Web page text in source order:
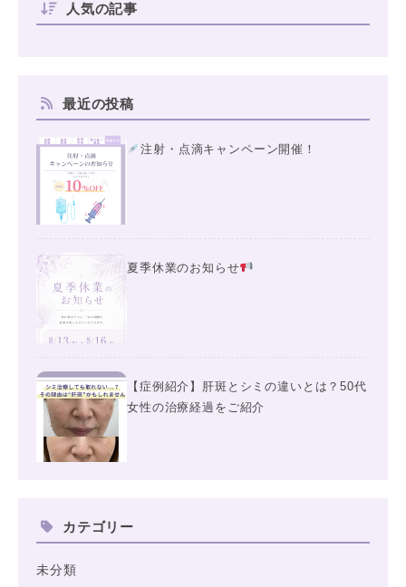
人気の記事
最近の投稿
注射・点滴キャンペーン開催！
夏季休業のお知らせ
【症例紹介】肝斑とシミの違いとは？50代
女性の治療経過をご紹介
カテゴリー
未分類